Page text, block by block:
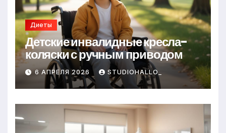
Диеты
Детские инвалидные кресла-
коляски с ручным приводом
6 АПРЕЛЯ 2026 STUDIOHALLO_